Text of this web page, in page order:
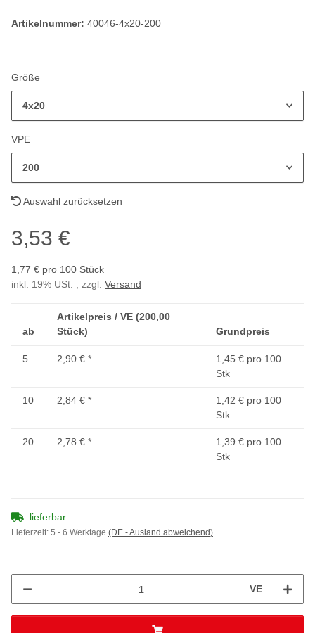
Artikelnummer: 40046-4x20-200
Größe
4x20
VPE
200
Auswahl zurücksetzen
3,53 €
1,77 € pro 100 Stück
inkl. 19% USt. , zzgl. Versand
ab
Artikelpreis / VE (200,00
Stück)
Grundpreis
5 2,90 € *
1,45 € pro 100
Stk
10 2,84 € *
1,42 € pro 100
Stk
20 2,78 € *
1,39 € pro 100
Stk
lieferbar
Lieferzeit: 5 - 6 Werktage (DE - Ausland abweichend)
VE